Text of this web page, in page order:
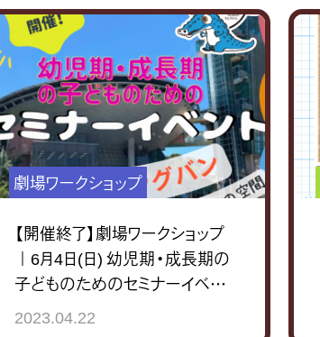
劇場ワークショップ
【開催終了】劇場ワークショップ
｜6月4日(日) 幼児期・成長期の
子どものためのセミナーイベント
≪株式会社 明治≫
2023.04.22